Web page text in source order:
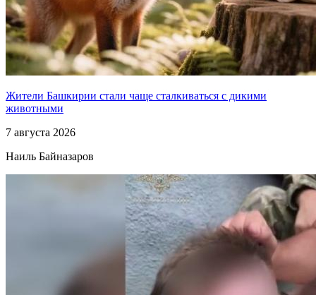
Жители Башкирии стали чаще сталкиваться с дикими
животными
7 августа 2026
Наиль Байназаров